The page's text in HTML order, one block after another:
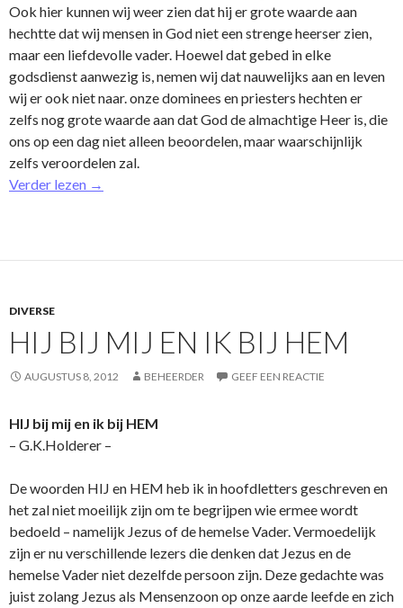
Ook hier kunnen wij weer zien dat hij er grote waarde aan
hechtte dat wij mensen in God niet een strenge heerser zien,
maar een liefdevolle vader. Hoewel dat gebed in elke
godsdienst aanwezig is, nemen wij dat nauwelijks aan en leven
wij er ook niet naar. o­nze dominees en priesters hechten er
zelfs nog grote waarde aan dat God de almachtige Heer is, die
o­ns op een dag niet alleen beoordelen, maar waarschijnlijk
zelfs veroordelen zal.
Verder lezen →
DIVERSE
HIJ BIJ MIJ EN IK BIJ HEM
AUGUSTUS 8, 2012 BEHEERDER GEEF EEN REACTIE
HIJ bij mij en ik bij HEM
– G.K.Holderer –
De woorden HIJ en HEM heb ik in hoofdletters geschreven en
het zal niet moeilijk zijn om te begrijpen wie ermee wordt
bedoeld – namelijk Jezus of de hemelse Vader. Vermoedelijk
zijn er nu verschillende lezers die denken dat Jezus en de
hemelse Vader niet dezelfde persoon zijn. Deze gedachte was
juist zolang Jezus als Mensenzoon op o­nze aarde leefde en zich